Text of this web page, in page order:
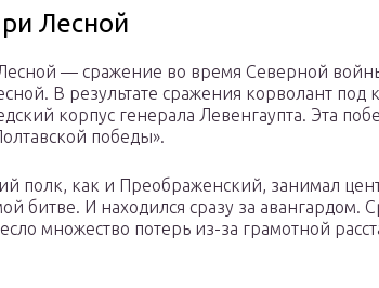
Лесной
— сражение во время Северной
В результате сражения корволант
корпус генерала Левенгаупта. Эта
победы».
полк, как и Преображенский, занимал
битве. И находился сразу за
множество потерь из-за грамотной